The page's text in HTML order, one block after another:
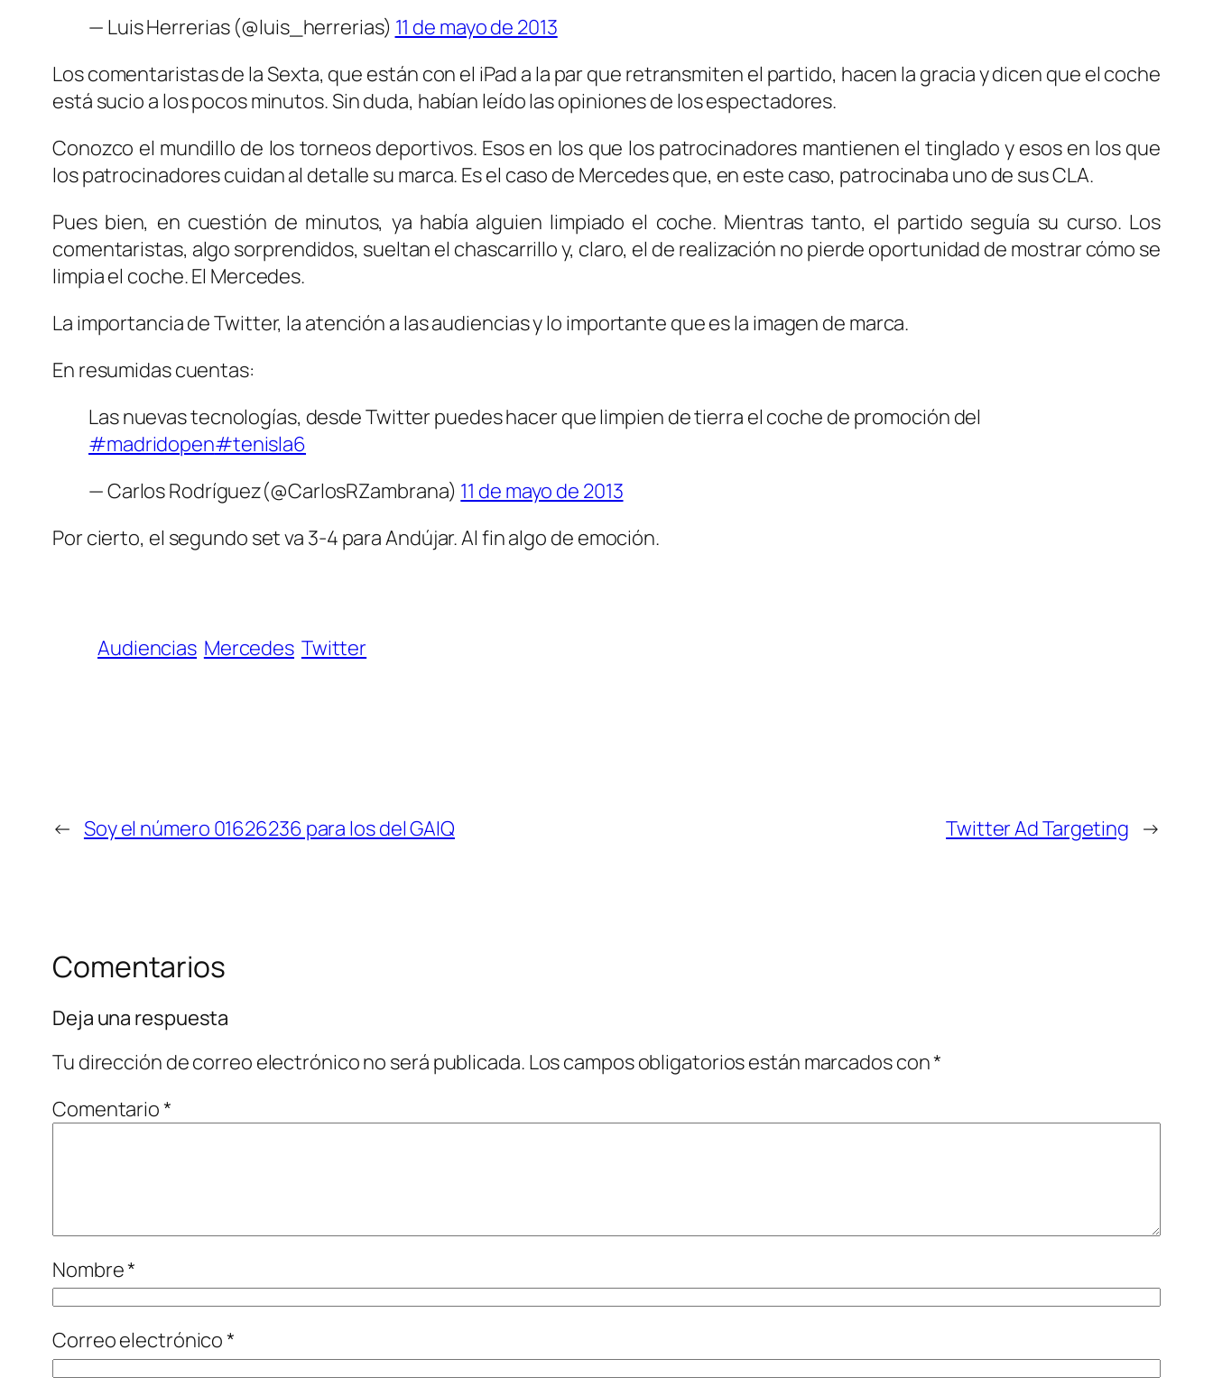
— Luis Herrerias (@luis_herrerias) 11 de mayo de 2013
Los comentaristas de la Sexta, que están con el iPad a la par que retransmiten el partido, hacen la gracia y dicen que el coche
está sucio a los pocos minutos. Sin duda, habían leído las opiniones de los espectadores.
Conozco el mundillo de los torneos deportivos. Esos en los que los patrocinadores mantienen el tinglado y esos en los que
los patrocinadores cuidan al detalle su marca. Es el caso de Mercedes que, en este caso, patrocinaba uno de sus CLA.
Pues bien, en cuestión de minutos, ya había alguien limpiado el coche. Mientras tanto, el partido seguía su curso. Los
comentaristas, algo sorprendidos, sueltan el chascarrillo y, claro, el de realización no pierde oportunidad de mostrar cómo se
limpia el coche. El Mercedes.
La importancia de Twitter, la atención a las audiencias y lo importante que es la imagen de marca.
En resumidas cuentas:
Las nuevas tecnologías, desde Twitter puedes hacer que limpien de tierra el coche de promoción del
#madridopen#tenisla6
— Carlos Rodríguez(@CarlosRZambrana) 11 de mayo de 2013
Por cierto, el segundo set va 3-4 para Andújar. Al fin algo de emoción.
Audiencias Mercedes Twitter
← Soy el número 01626236 para los del GAIQ Twitter Ad Targeting →
Comentarios
Deja una respuesta
Tu dirección de correo electrónico no será publicada. Los campos obligatorios están marcados con*
Comentario*
Nombre*
Correo electrónico*